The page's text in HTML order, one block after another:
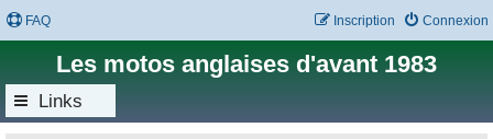
FAQ Connexion
Inscription
Les motos anglaises d'avant 1983
Links